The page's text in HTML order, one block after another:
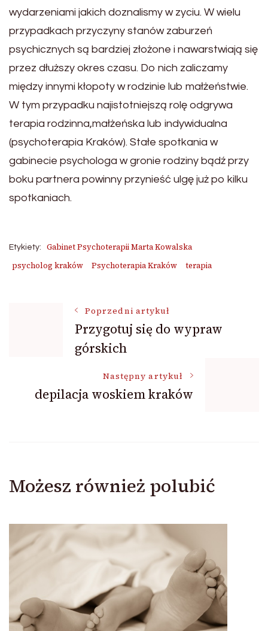
wydarzeniami jakich doznalismy w zyciu. W wielu
przypadkach przyczyny stanów zaburzeń
psychicznych są bardziej złożone i nawarstwiają się
przez dłuższy okres czasu. Do nich zaliczamy
między innymi kłopoty w rodzinie lub małżeństwie.
W tym przypadku najistotniejszą rolę odgrywa
terapia rodzinna,małżeńska lub indywidualna
(psychoterapia Kraków). Stałe spotkania w
gabinecie psychologa w gronie rodziny bądź przy
boku partnera powinny przynieść ulgę już po kilku
spotkaniach.
Etykiety:
Gabinet Psychoterapii Marta Kowalska
psycholog kraków
Psychoterapia Kraków terapia
Nawigacja
wpisu
Poprzedni artykuł
Przygotuj się do wypraw
górskich
Następny artykuł
depilacja woskiem kraków
Możesz również polubić